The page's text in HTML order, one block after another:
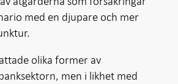
med en djupare och mer
olika former av
men i likhet med